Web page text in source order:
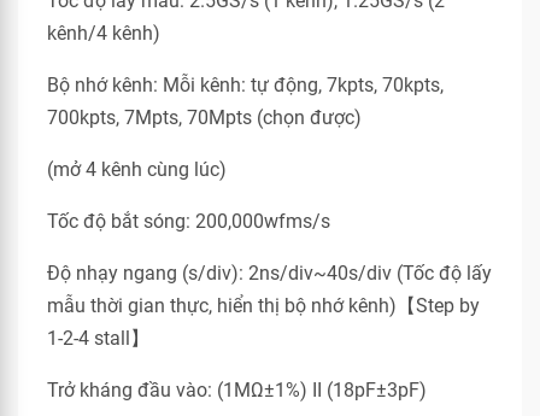
kênh/4 kênh)
Bộ nhớ kênh: Mỗi kênh: tự động, 7kpts, 70kpts,
700kpts, 7Mpts, 70Mpts (chọn được)
(mở 4 kênh cùng lúc)
Tốc độ bắt sóng: 200,000wfms/s
Độ nhạy ngang (s/div): 2ns/div~40s/div (Tốc độ lấy
mẫu thời gian thực, hiển thị bộ nhớ kênh)【Step by
1-2-4 stall】
Trở kháng đầu vào: (1MΩ±1%) II (18pF±3pF)